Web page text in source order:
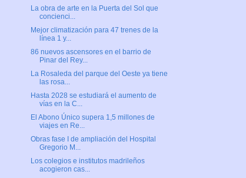
La obra de arte en la Puerta del Sol que
concienci...
Mejor climatización para 47 trenes de la
línea 1 y...
86 nuevos ascensores en el barrio de
Pinar del Rey...
La Rosaleda del parque del Oeste ya tiene
las rosa...
Hasta 2028 se estudiará el aumento de
vías en la C...
El Abono Único supera 1,5 millones de
viajes en Re...
Obras fase I de ampliación del Hospital
Gregorio M...
Los colegios e institutos madrileños
acogieron cas...